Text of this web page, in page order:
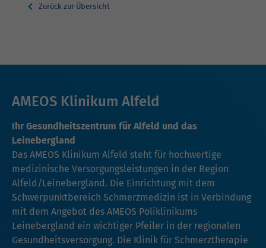
Zurück zur Übersicht
AMEOS Klinikum Alfeld
Ihr Gesundheitszentrum für Alfeld und das
Leinebergland
Das AMEOS Klinikum Alfeld steht für hochwertige
medizinische Versorgungsleistungen in der Region
Alfeld/Leinebergland. Die Einrichtung mit dem
Schwerpunktbereich Schmerzmedizin ist in Verbindung
mit dem Angebot des AMEOS Poliklinikums
Leinebergland ein wichtiger Pfeiler in der regionalen
Gesundheitsversorgung. Die Klinik für Schmerztherapie